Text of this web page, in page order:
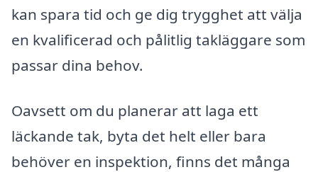
kan spara tid och ge dig trygghet att välja
en kvalificerad och pålitlig takläggare som
passar dina behov.
Oavsett om du planerar att laga ett
läckande tak, byta det helt eller bara
behöver en inspektion, finns det många